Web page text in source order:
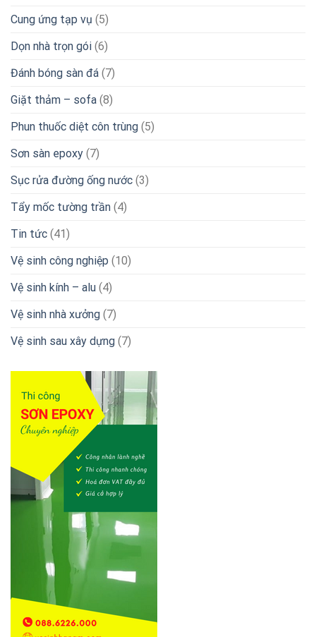
Cung ứng tạp vụ (5)
Dọn nhà trọn gói (6)
Đánh bóng sàn đá (7)
Giặt thảm – sofa (8)
Phun thuốc diệt côn trùng (5)
Sơn sàn epoxy (7)
Sục rửa đường ống nước (3)
Tẩy mốc tường trần (4)
Tin tức (41)
Vệ sinh công nghiệp (10)
Vệ sinh kính – alu (4)
Vệ sinh nhà xưởng (7)
Vệ sinh sau xây dựng (7)